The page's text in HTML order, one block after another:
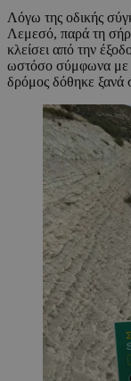
Λόγω της οδικής
Λεμεσό, παρά τη
κλείσει από την
ωστόσο σύμφωνα με
δρόμος δόθηκε ξανά